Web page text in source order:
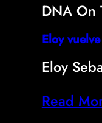
DNA On
Eloy
Eloy
Read